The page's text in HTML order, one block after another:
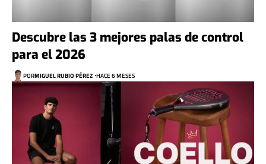
Descubre las 3 mejores palas de control
para el 2026
PORMIGUEL RUBIO PÉREZ HACE 6 MESES